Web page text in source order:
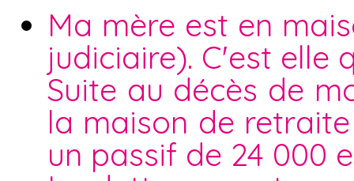
Ma mère est en
judiciaire). C'est elle
Suite au décès de
la maison de
un passif de 24 000